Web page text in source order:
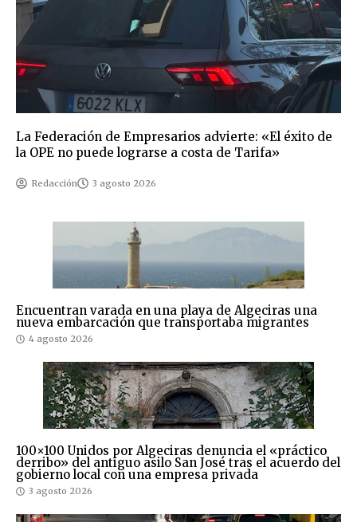
La Federación de Empresarios advierte: «El éxito de
la OPE no puede lograrse a costa de Tarifa»
Redacción 3 agosto 2026
Encuentran varada en una playa de Algeciras una
nueva embarcación que transportaba migrantes
4 agosto 2026
100×100 Unidos por Algeciras denuncia el «práctico
derribo» del antiguo asilo San José tras el acuerdo del
gobierno local con una empresa privada
3 agosto 2026